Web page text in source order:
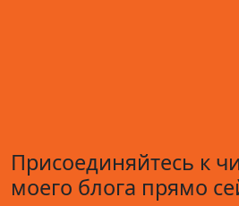
Присоединяйтесь к
моего блога прямо